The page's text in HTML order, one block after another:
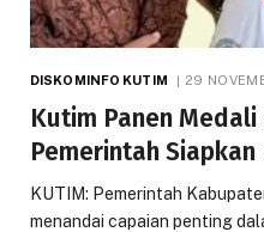
DISKOMINFO KUTIM 29
Kutim Panen Medali
Pemerintah Siapkan
KUTIM: Pemerintah
menandai capaian penting